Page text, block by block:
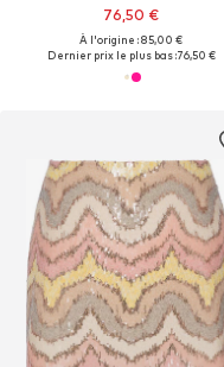
76,50 €
À l'origine : 85,00 €
Dernier prix le plus bas :76,50 €